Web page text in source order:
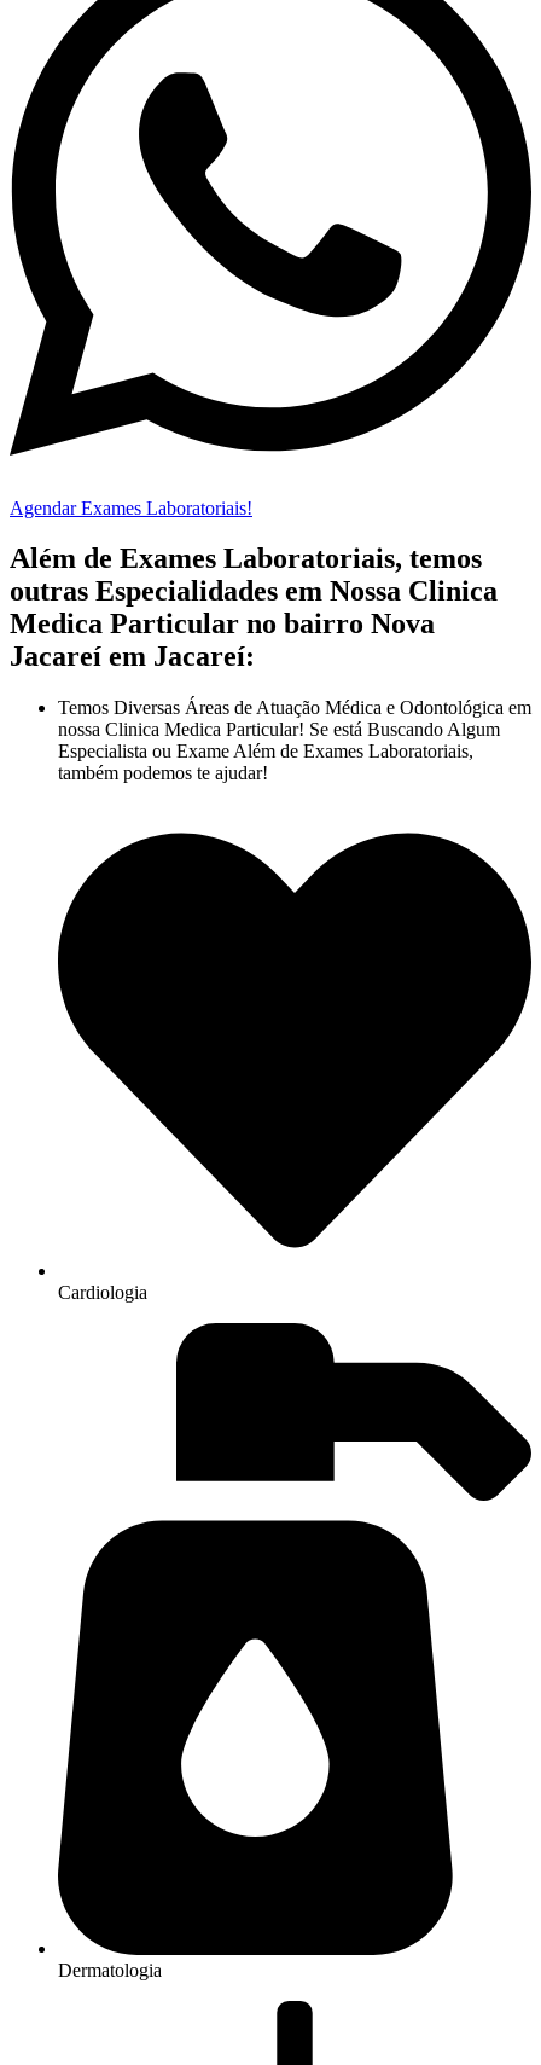
Agendar Exames Laboratoriais!
Além de Exames Laboratoriais, temos
outras Especialidades em Nossa Clinica
Medica Particular no bairro Nova
Jacareí em Jacareí:
Temos Diversas Áreas de Atuação Médica e Odontológica em
nossa Clinica Medica Particular! Se está Buscando Algum
Especialista ou Exame Além de Exames Laboratoriais,
também podemos te ajudar!
Cardiologia
Dermatologia